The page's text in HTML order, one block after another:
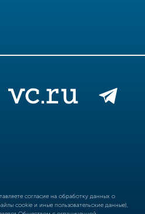
согласие на обработку данных о
cookie и иные пользовательские данные),